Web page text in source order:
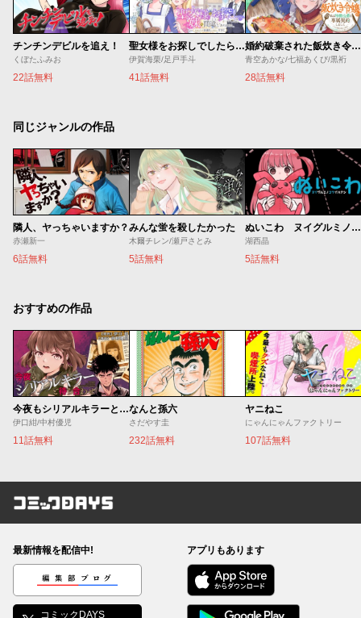
チンチンデビルを追え！
くぼたふみお
22話無料
聖女様をお探しでしたら妹で間違いありません。さあどうぞお連れください、今すぐ。
伊賀海栗/足戸手斗
41話無料
婚約破棄された飯炊き令嬢の私は冷酷公爵と専属契約しました～ですが胃袋を掴んだ結果、冷たかった公爵様がどんどん優しくなっています～
青空あかな/七福あくび/黒裄
28話無料
同じジャンルの作品
隣人、ヤっちゃいますか？
赤瀬新一
6話無料
みんな蛍を殺したかった
木爾チレン/瀬戸さとみ
5話無料
ぬいこわ ヌイグルミノコワイハナシ
湖西晶
5話無料
おすすめの作品
今夜もシリアルキラーと待ち合わせ
伊口紺/中村優児
11話無料
なんと孫六
さだやす圭
232話無料
ヤニねこ
にゃんにゃんファクトリー
107話無料
コミックDAYS
最新情報を配信中!
編集部ブログ
コミックDAYS
アプリもあります